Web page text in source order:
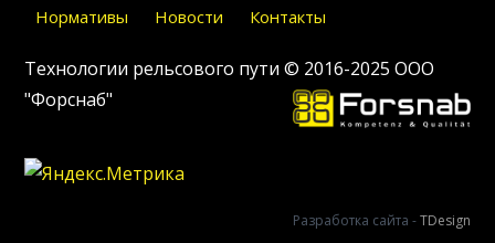
Нормативы
Новости Контакты
Технологии рельсового пути © 2016-2025ООО
"Форснаб"
Разработка сайта -TDesign